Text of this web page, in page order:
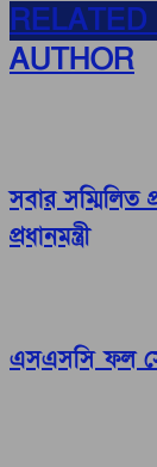
AUTHOR
সবার সম্মিলিত
প্রধানমন্ত্রী
এসএসসি ফল